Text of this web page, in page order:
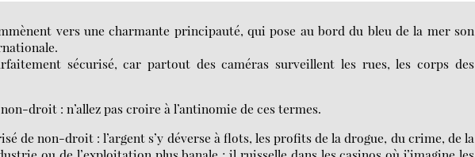
vers une charmante principauté, qui pose au bord du bleu de la mer son
sécurisé, car partout des caméras surveillent les rues, les corps des
droit : n’allez pas croire à l’antinomie de ces termes.
de non-droit : l’argent s’y déverse à flots, les profits de la drogue, du crime, de la